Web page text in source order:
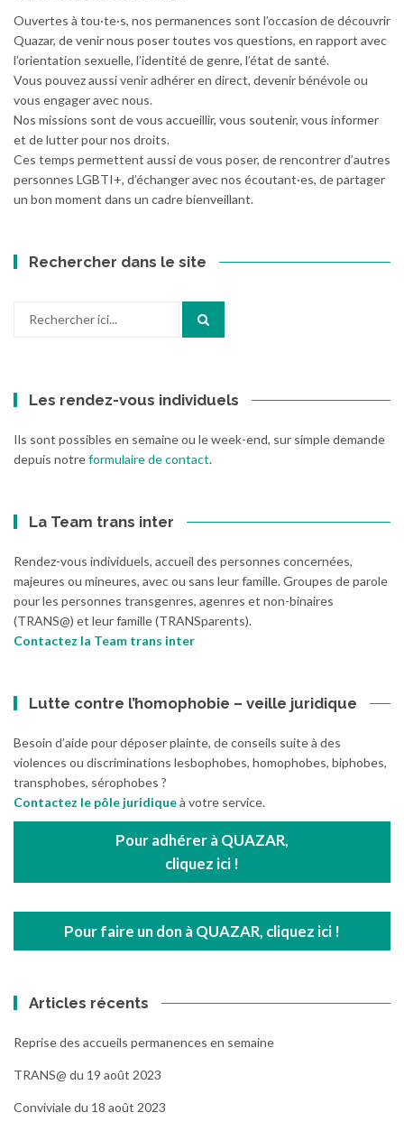
Ouvertes à tou·te·s, nos permanences sont l’occasion de découvrir
Quazar, de venir nous poser toutes vos questions, en rapport avec
l’orientation sexuelle, l’identité de genre, l’état de santé.
Vous pouvez aussi venir adhérer en direct, devenir bénévole ou
vous engager avec nous.
Nos missions sont de vous accueillir, vous soutenir, vous informer
et de lutter pour nos droits.
Ces temps permettent aussi de vous poser, de rencontrer d’autres
personnes LGBTI+, d’échanger avec nos écoutant·es, de partager
un bon moment dans un cadre bienveillant.
Rechercher dans le site
Les rendez-vous individuels
Ils sont possibles en semaine ou le week-end, sur simple demande
depuis notreformulaire de contact.
La Team trans inter
Rendez-vous individuels, accueil des personnes concernées,
majeures ou mineures, avec ou sans leur famille. Groupes de parole
pour les personnes transgenres, agenres et non-binaires
(TRANS@) et leur famille (TRANSparents).
Contactez la Team trans inter
Lutte contre l’homophobie – veille juridique
Besoin d’aide pour déposer plainte, de conseils suite à des
violences ou discriminations lesbophobes, homophobes, biphobes,
transphobes, sérophobes ?
Contactez le pôle juridiqueà votre service.
Pour adhérer à QUAZAR,
cliquez ici !
Pour faire un don à QUAZAR, cliquez ici !
Articles récents
Reprise des accueils permanences en semaine
TRANS@ du 19 août 2023
Conviviale du 18 août 2023